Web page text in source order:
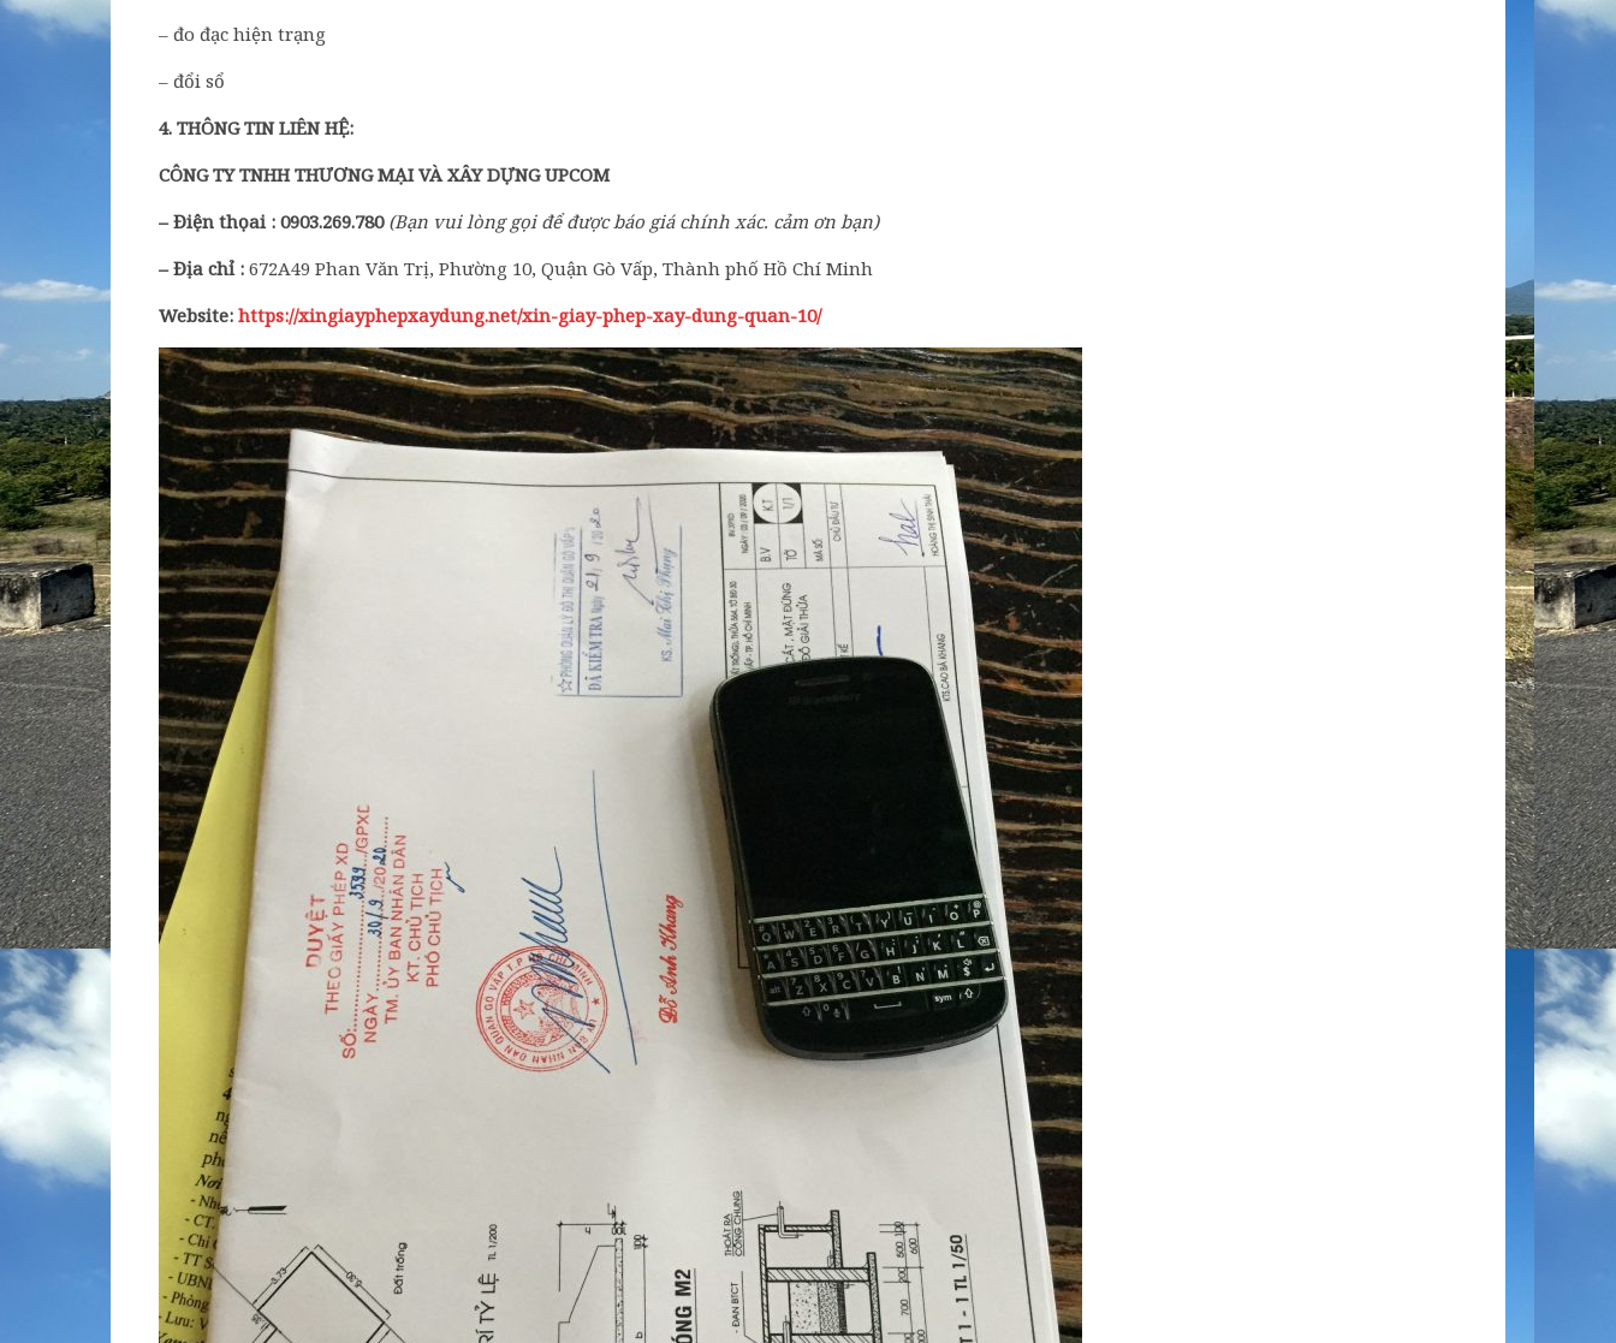
– đo đạc hiện trạng
– đổi sổ
4. THÔNG TIN LIÊN HỆ:
CÔNG TY TNHH THƯƠNG MẠI VÀ XÂY DỰNG UPCOM
– Điện thọai : 0903.269.780 (Bạn vui lònggọi để được báo giá chính xác. cảm ơn bạn)
– Địa chỉ : 672A49 Phan Văn Trị, Phường 10, Quận Gò Vấp, Thành phố Hồ Chí Minh
Website: https://xingiayphepxaydung.net/xin-giay-phep-xay-dung-quan-10/